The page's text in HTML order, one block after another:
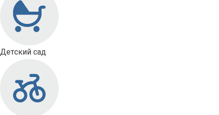
Детский сад